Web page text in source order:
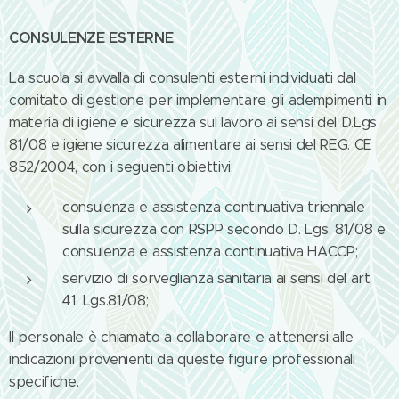
CONSULENZE ESTERNE
La scuola si avvalla di consulenti esterni individuati dal
comitato di gestione per implementare gli adempimenti in
materia di igiene e sicurezza sul lavoro ai sensi del D.Lgs
81/08 e igiene sicurezza alimentare ai sensi del REG. CE
852/2004, con i seguenti obiettivi:
consulenza e assistenza continuativa triennale
sulla sicurezza con RSPP secondo D. Lgs. 81/08 e
consulenza e assistenza continuativa HACCP;
servizio di sorveglianza sanitaria ai sensi del art
41. Lgs.81/08;
Il personale è chiamato a collaborare e attenersi alle
indicazioni provenienti da queste figure professionali
specifiche.